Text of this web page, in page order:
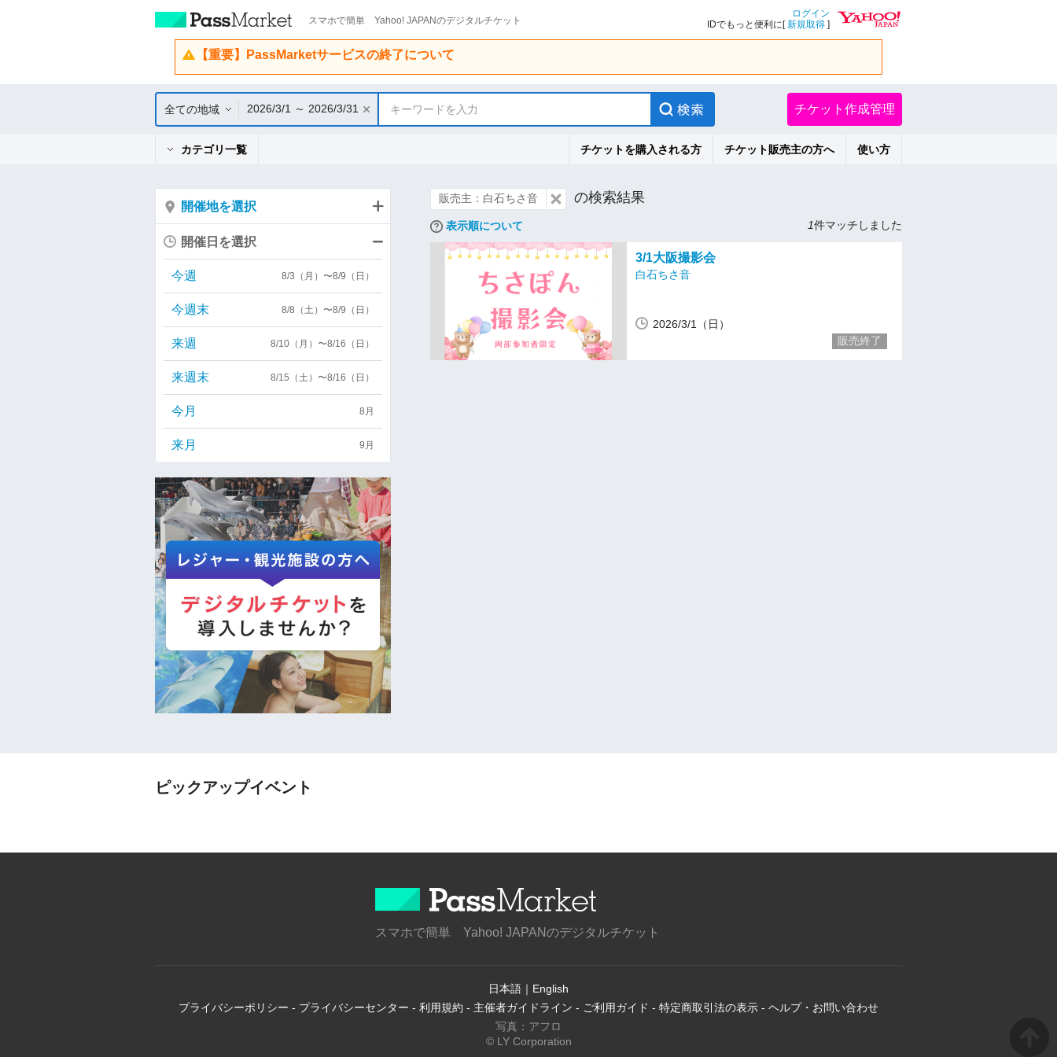
スマホで簡単 Yahoo! JAPANのデジタルチケット
ログイン
IDでもっと便利に[新規取得 ]
【重要】PassMarketサービスの終了について
全ての地域 2026/3/1 ～ 2026/3/31 キーワードを入力 チケット作成管理
カテゴリ一覧 チケットを購入される方 チケット販売主の方へ 使い方
販売主：白石ちさ音 の検索結果
表示順について 1件マッチしました
3/1大阪撮影会
白石ちさ音
2026/3/1（日）
販売終了
開催地を選択
開催日を選択
今週 8/3（月）〜8/9（日）
今週末 8/8（土）〜8/9（日）
来週 8/10（月）〜8/16（日）
来週末 8/15（土）〜8/16（日）
今月 8月
来月 9月
ピックアップイベント
スマホで簡単 Yahoo! JAPANのデジタルチケット
日本語 ｜ English
プライバシーポリシー - プライバシーセンター - 利用規約 - 主催者ガイドライン - ご利用ガイド - 特定商取引法の表示 - ヘルプ・お問い合わせ
写真：アフロ
© LY Corporation